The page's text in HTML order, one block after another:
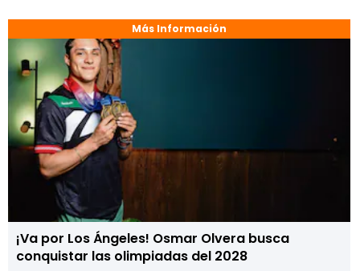
Más Información
¡Va por Los Ángeles! Osmar Olvera busca
conquistar las olimpiadas del 2028